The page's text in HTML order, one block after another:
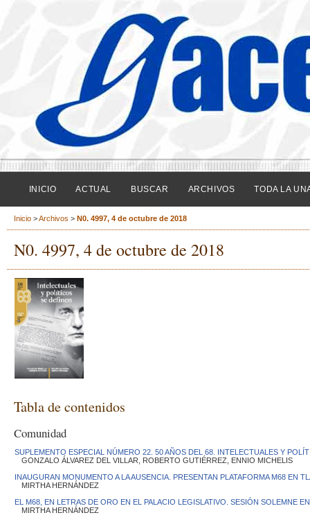
INICIO ACTUAL BUSCAR ARCHIVOS TODA LA
Inicio >Archivos > N0. 4997, 4 de octubre de 2018
N0. 4997, 4 de octubre de 2018
Tabla de contenidos
Comunidad
SUPLEMENTO ESPECIAL NÚMERO 22. 50 AÑOS DEL 68. INTELECTUALES Y
GONZALO ÁLVAREZ DEL VILLAR, ROBERTO GUTIÉRREZ, ENNIO MICHELIS
INAUGURAN MONUMENTO A LA AUSENCIA. PRESENTAN PLATAFORMA M68 EN
MIRTHA HERNÁNDEZ
EL M68, EN LETRAS DE ORO EN EL PALACIO LEGISLATIVO. SESIÓN SOLEMNE
MIRTHA HERNÁNDEZ